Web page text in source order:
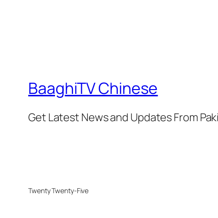
BaaghiTV Chinese
Get Latest News and Updates From
Twenty Twenty-Five